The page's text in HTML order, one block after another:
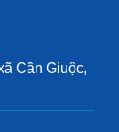
Cần Giuộc,